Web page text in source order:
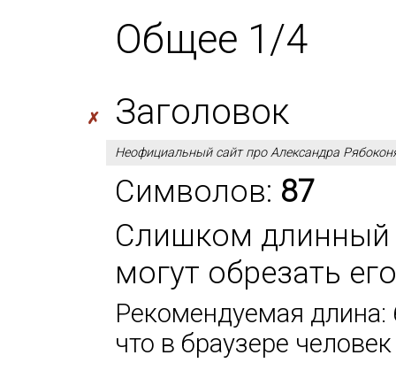
Общее 1/4
✗ Заголовок
Неофициальный сайт про Александра
Символов: 87
Слишком длинный
могут обрезать
Рекомендуемая длина:
что в браузере